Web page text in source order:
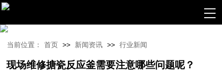
当前位置： 首页 >> 新闻资讯 >> 行业新闻
现场维修搪瓷反应釜需要注意哪些问题呢？